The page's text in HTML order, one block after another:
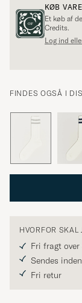
KØB
Et køb af
Credits.
Log ind
FINDES OGSÅ I
HVORFOR SKAL
Fri fragt over
Sendes
Fri retur